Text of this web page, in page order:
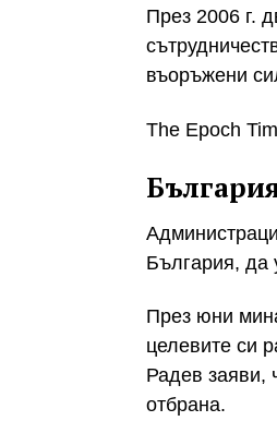
През 2006 г.
въоръжени
The Epoch
България, да
През юни
целевите си
Радев заяви,
отбрана.